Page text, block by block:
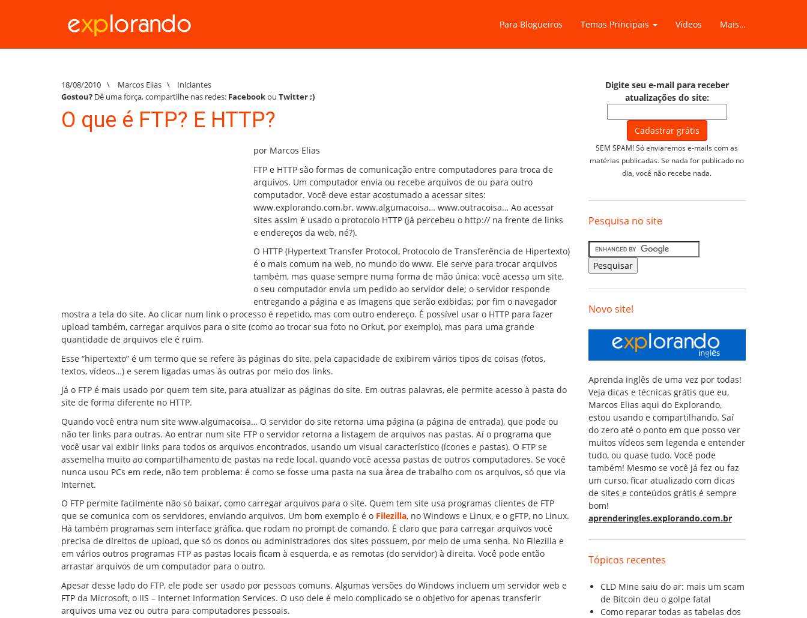
Para Blogueiros Temas Principais Vídeos Mais…
18/08/2010 \ Marcos Elias \
Iniciantes
Gostou? Dê uma força, compartilhe nas redes: Facebookou Twitter;)
O que é FTP? E HTTP?
por Marcos Elias
FTP e HTTP são formas de comunicação entre computadores para troca de
arquivos. Um computador envia ou recebe arquivos de ou para outro
computador. Você deve estar acostumado a acessar sites:
www.explorando.com.br, www.algumacoisa… www.outracoisa… Ao acessar
sites assim é usado o protocolo HTTP (já percebeu o http:// na frente de links
e endereços da web, né?).
O HTTP (Hypertext Transfer Protocol, Protocolo de Transferência de Hipertexto)
é o mais comum na web, no mundo do www. Ele serve para trocar arquivos
também, mas quase sempre numa forma de mão única: você acessa um site,
o seu computador envia um pedido ao servidor dele; o servidor responde
entregando a página e as imagens que serão exibidas; por fim o navegador
mostra a tela do site. Ao clicar num link o processo é repetido, mas com outro endereço. É possível usar o HTTP para fazer
upload também, carregar arquivos para o site (como ao trocar sua foto no Orkut, por exemplo), mas para uma grande
quantidade de arquivos ele é ruim.
Esse “hipertexto” é um termo que se refere às páginas do site, pela capacidade de exibirem vários tipos de coisas (fotos,
textos, vídeos…) e serem ligadas umas às outras por meio dos links.
Já o FTP é mais usado por quem tem site, para atualizar as páginas do site. Em outras palavras, ele permite acesso à pasta do
site de forma diferente no HTTP.
Quando você entra num site www.algumacoisa… O servidor do site retorna uma página (a página de entrada), que pode ou
não ter links para outras. Ao entrar num site FTP o servidor retorna a listagem de arquivos nas pastas. Aí o programa que
você usar vai exibir links para todos os arquivos encontrados, usando um visual característico (ícones e pastas). O FTP se
assemelha muito ao compartilhamento de pastas na rede local, quando você acessa pastas de outros computadores. Se você
nunca usou PCs em rede, não tem problema: é como se fosse uma pasta na sua área de trabalho com os arquivos, só que via
Internet.
O FTP permite facilmente não só baixar, como carregar arquivos para o site. Quem tem site usa programas clientes de FTP
que se comunica com os servidores, enviando arquivos. Um bom exemplo é o Filezilla, no Windows e Linux, e o gFTP, no Linux.
Há também programas sem interface gráfica, que rodam no prompt de comando. É claro que para carregar arquivos você
precisa de direitos de upload, que só os donos ou administradores dos sites possuem, por meio de uma senha. No Filezilla e
em vários outros programas FTP as pastas locais ficam à esquerda, e as remotas (do servidor) à direita. Você pode então
arrastar arquivos de um computador para o outro.
Apesar desse lado do FTP, ele pode ser usado por pessoas comuns. Algumas versões do Windows incluem um servidor web e
FTP da Microsoft, o IIS – Internet Information Services. O uso dele é meio complicado se o objetivo for apenas transferir
arquivos uma vez ou outra para computadores pessoais.
Digite seu e-mail para receber
atualizações do site:
SEM SPAM! Só enviaremos e-mails com as
matérias publicadas. Se nada for publicado no
dia, você não recebe nada.
Pesquisa no site
Novo site!
Aprenda inglês de uma vez por todas!
Veja dicas e técnicas grátis que eu,
Marcos Elias aqui do Explorando,
estou usando e compartilhando. Saí
do zero até o ponto em que posso ver
muitos vídeos sem legenda e entender
tudo, ou quase tudo. Você pode
também! Mesmo se você já fez ou faz
um curso, ficar atualizado com dicas
de sites e conteúdos grátis é sempre
bom!
aprenderingles.explorando.com.br
Tópicos recentes
CLD Mine saiu do ar: mais um scam
de Bitcoin deu o golpe fatal
Como reparar todas as tabelas dos